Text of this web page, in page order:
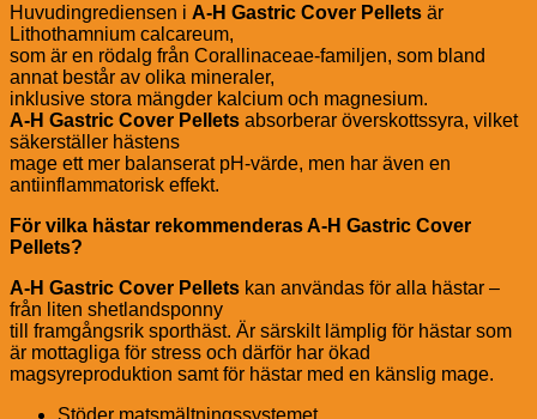
Huvudingrediensen i A-H Gastric Cover Pellets är
Lithothamnium calcareum,
som är en rödalg från Corallinaceae-familjen, som bland
annat består av olika mineraler,
inklusive stora mängder kalcium och magnesium.
A-H Gastric Cover Pellets absorberar överskottssyra, vilket
säkerställer hästens
mage ett mer balanserat pH-värde, men har även en
antiinflammatorisk effekt.
För vilka hästar rekommenderas A-H Gastric Cover
Pellets?
A-H Gastric Cover Pellets kan användas för alla hästar –
från liten shetlandsponny
till framgångsrik sporthäst. Är särskilt lämplig för hästar som
är mottagliga för stress och därför har ökad
magsyreproduktion samt för hästar med en känslig mage.
Stöder matsmältningssystemet